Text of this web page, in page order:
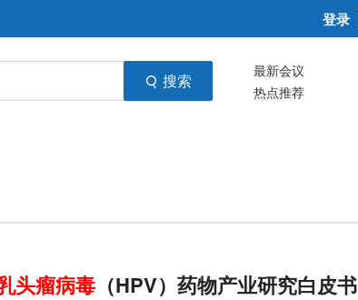
登录
搜索 最新会议
热点推荐
头瘤病毒 （HPV）药物产业研究白皮书